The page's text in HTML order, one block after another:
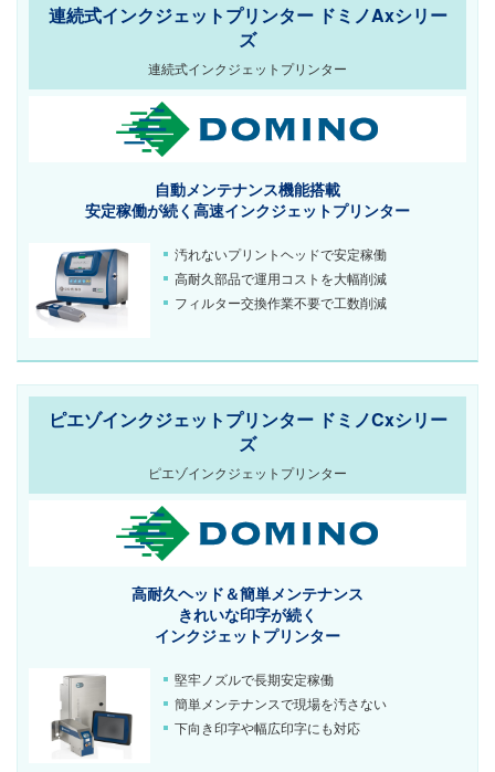
連続式インクジェットプリンター ドミノAxシリー
ズ
連続式インクジェットプリンター
自動メンテナンス機能搭載
安定稼働が続く 高速インクジェットプリンター
汚れないプリントヘッドで安定稼働
高耐久部品で運用コストを大幅削減
フィルター交換作業不要で工数削減
ピエゾインクジェットプリンター ドミノCxシリー
ズ
ピエゾインクジェットプリンター
高耐久ヘッド＆簡単メンテナンス
きれいな印字が続く
インクジェットプリンター
堅牢ノズルで長期安定稼働
簡単メンテナンスで現場を汚さない
下向き印字や幅広印字にも対応